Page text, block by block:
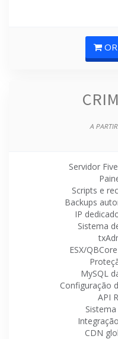
A
Servidor
Scripts e
Backups
IP
Sistema
ESX/
MySQL
Configuração
API
CDN